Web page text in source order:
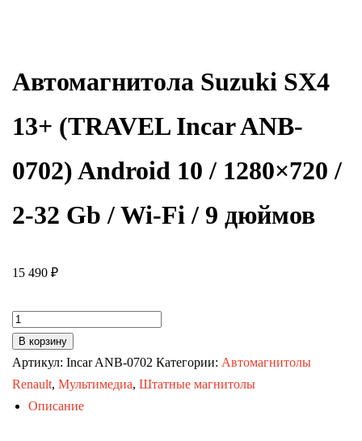
Автомагнитола Suzuki SX4
13+ (TRAVEL Incar ANB-
0702) Android 10 / 1280×720 /
2-32 Gb / Wi-Fi / 9 дюймов
15 490 ₽
Количество
товара
Автомагнитола
Suzuki
SX4
В корзину
Артикул: Incar ANB-0702 Категории: Автомагнитолы
Renault, Мультимедиа, Штатные магнитолы
Описание